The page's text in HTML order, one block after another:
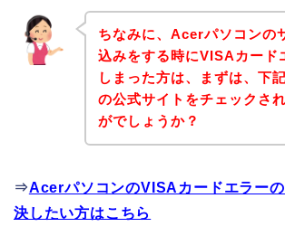
ちなみに、Acerパソコンの
込みをする時にVISAカード
しまった方は、まずは、下
の公式サイトをチェックさ
がでしょうか？
⇒AcerパソコンのVISAカードエラー
決したい方はこちら